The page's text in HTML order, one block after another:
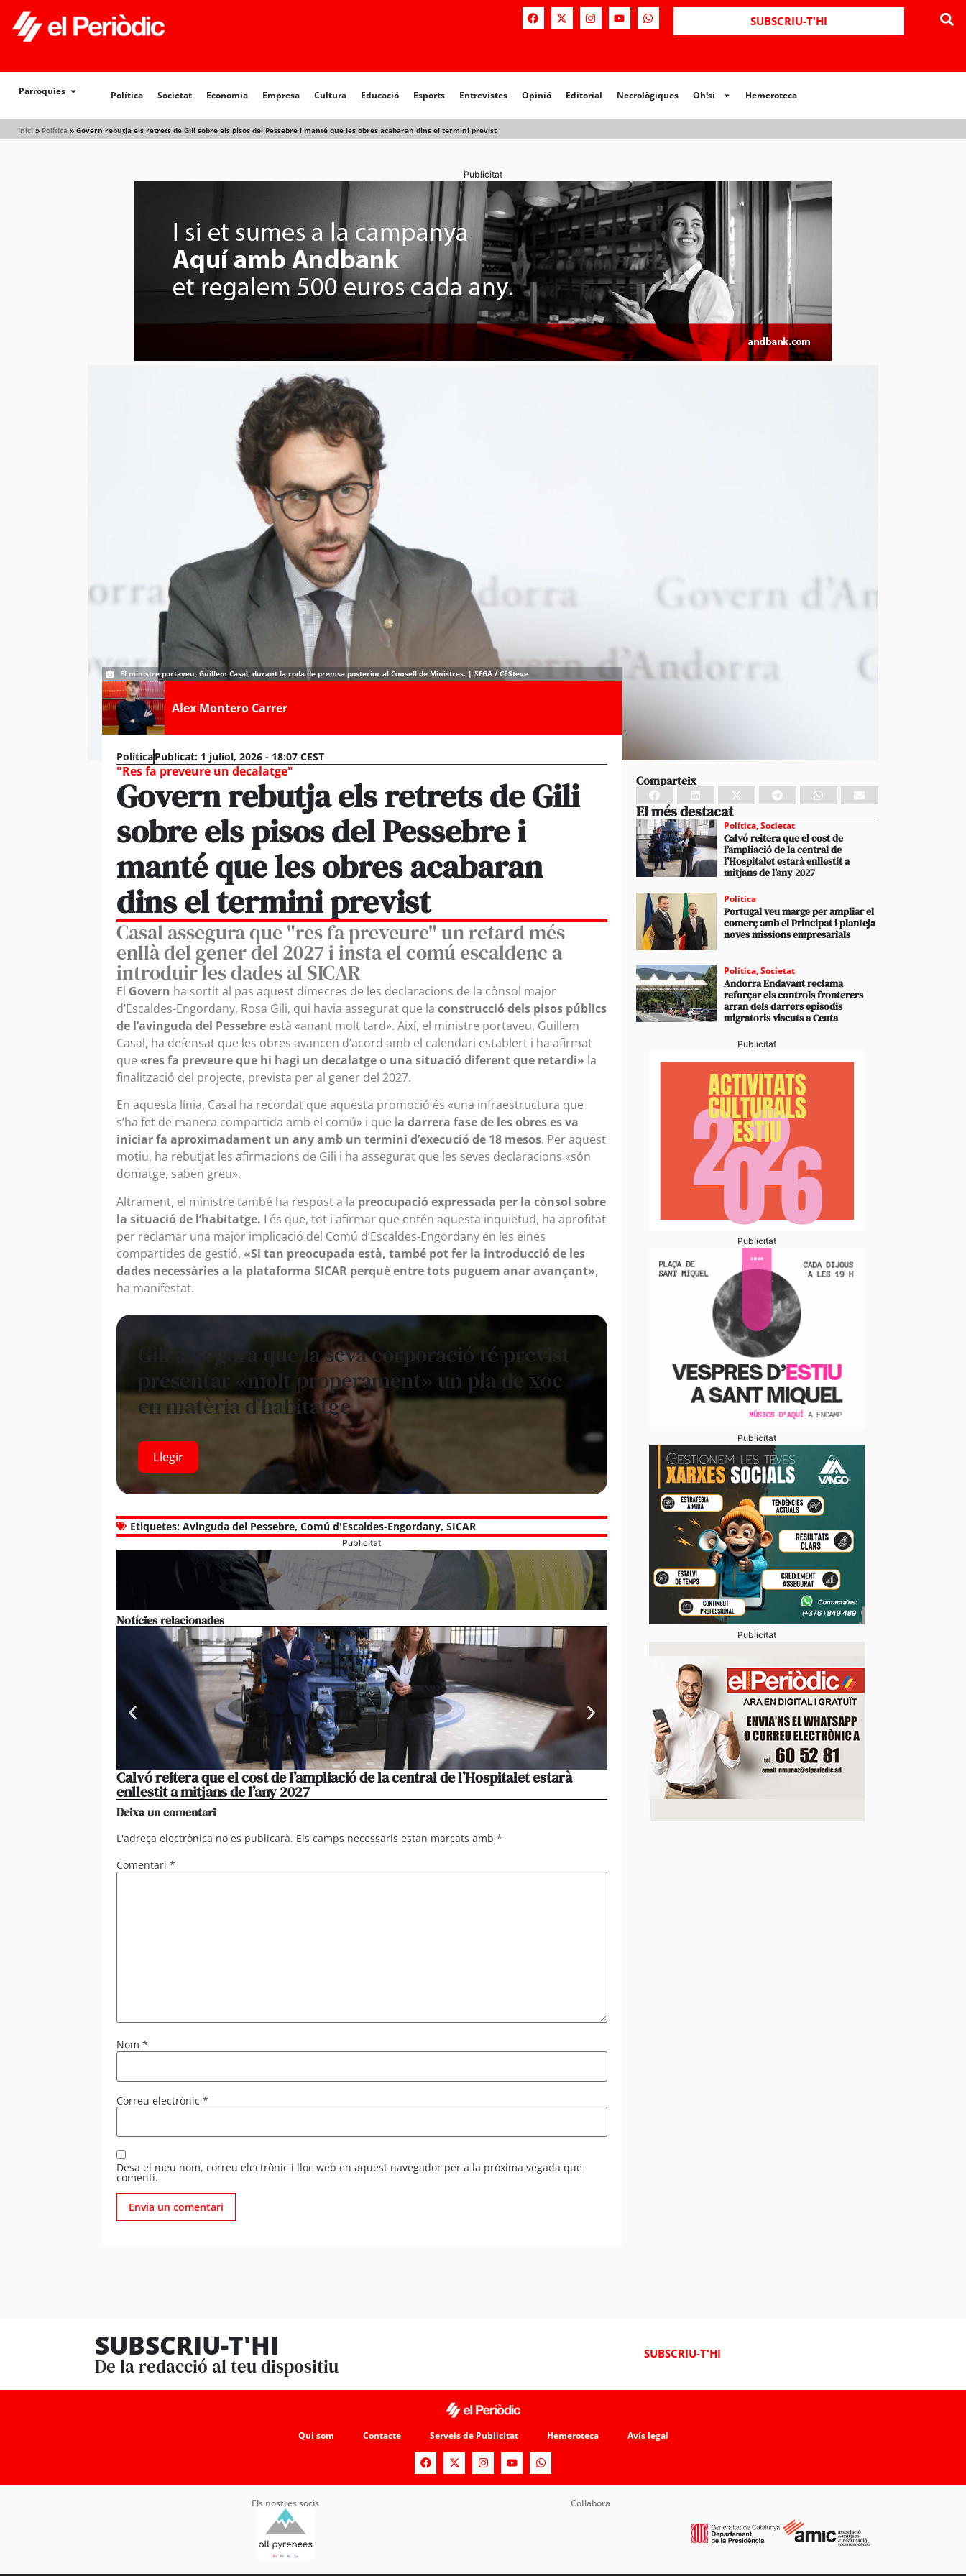
SUBSCRIU-T'HI
Parroquies Política Societat Economia Empresa Cultura Educació Esports Entrevistes Opinió Editorial Necrològiques Oh!si Hemeroteca
Inici » Política » Govern rebutja els retrets de Gili sobre els pisos del Pessebre i manté que les obres acabaran dins el termini previst
Política Societat Opinió Editorial Necrològiques Hemeroteca
Publicitat
El ministre portaveu, Guillem Casal, durant la roda de premsa posterior al Consell de Ministres. | SFGA / CESteve
Alex Montero Carrer
PolíticaPublicat: 1 juliol, 2026 - 18:07 CEST
"Res fa preveure un decalatge"
Govern rebutja els retrets de Gili
sobre els pisos del Pessebre i
manté que les obres acabaran
dins el termini previst
Casal assegura que "res fa preveure" un retard més
enllà del gener del 2027 i insta el comú escaldenc a
introduir les dades al SICAR
El Govern ha sortit al pas aquest dimecres de les declaracions de la cònsol major
d’Escaldes-Engordany, Rosa Gili, qui havia assegurat que la construcció dels pisos públics
de l’avinguda del Pessebre està «anant molt tard». Així, el ministre portaveu, Guillem
Casal, ha defensat que les obres avancen d’acord amb el calendari establert i ha afirmat
que «res fa preveure que hi hagi un decalatge o una situació diferent que retardi» la
finalització del projecte, prevista per al gener del 2027.
En aquesta línia, Casal ha recordat que aquesta promoció és «una infraestructura que
s’ha fet de manera compartida amb el comú» i que la darrera fase de les obres es va
iniciar fa aproximadament un any amb un termini d’execució de 18 mesos. Per aquest
motiu, ha rebutjat les afirmacions de Gili i ha assegurat que les seves declaracions «són
domatge, saben greu».
Altrament, el ministre també ha respost a la preocupació expressada per la cònsol sobre
la situació de l’habitatge. I és que, tot i afirmar que entén aquesta inquietud, ha aprofitat
per reclamar una major implicació del Comú d’Escaldes-Engordany en les eines
compartides de gestió. «Si tan preocupada està, també pot fer la introducció de les
dades necessàries a la plataforma SICAR perquè entre tots puguem anar avançant»,
ha manifestat.
Gili assegura que la seva corporació té previst
presentar «molt properament» un pla de xoc
en matèria d’habitatge
Llegir
Etiquetes: Avinguda del Pessebre, Comú d'Escaldes-Engordany, SICAR
Publicitat
Notícies relacionades
Calvó reitera que el cost de l’ampliació de la central de l’Hospitalet estarà
enllestit a mitjans de l’any 2027
Portugal veu marge per ampliar el comerç amb el
missions empresarials
Deixa un comentari
L'adreça electrònica no es publicarà. Els camps necessaris estan marcats amb *
Comentari *
Nom *
Correu electrònic *
Desa el meu nom, correu electrònic i lloc web en aquest navegador per a la pròxima vegada que
comenti.
Comparteix
El més destacat
Política,Societat
Calvó reitera que el cost de
l’ampliació de la central de
l’Hospitalet estarà enllestit a
mitjans de l’any 2027
Política
Portugal veu marge per ampliar el
comerç amb el Principat i planteja
noves missions empresarials
Política,Societat
Andorra Endavant reclama
reforçar els controls fronterers
arran dels darrers episodis
migratoris viscuts a Ceuta
Publicitat
Publicitat
Publicitat
Publicitat
SUBSCRIU-T'HI
De la redacció al teu dispositiu
SUBSCRIU-T'HI
Qui som Contacte Serveis de Publicitat Hemeroteca Avís legal
Els nostres socis Col·labora